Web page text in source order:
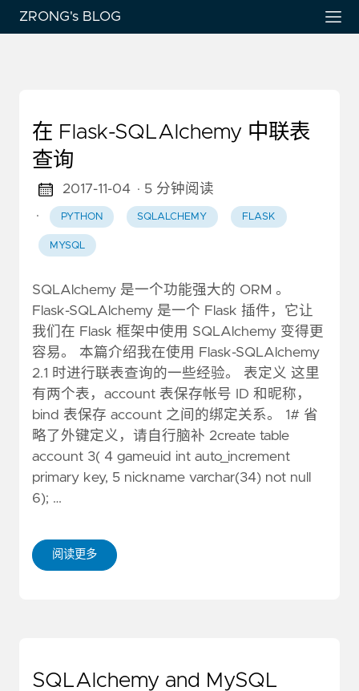
ZRONG's BLOG
在 Flask-SQLAlchemy 中联表
查询
2017-11-04 · 5 分钟阅读
·
PYTHON SQLALCHEMY FLASK
MYSQL
SQLAlchemy 是一个功能强大的 ORM 。
Flask-SQLAlchemy 是一个 Flask 插件，它让
我们在 Flask 框架中使用 SQLAlchemy 变得更
容易。 本篇介绍我在使用 Flask-SQLAlchemy
2.1 时进行联表查询的一些经验。 表定义 这里
有两个表，account 表保存帐号 ID 和昵称，
bind 表保存 account 之间的绑定关系。 1# 省
略了外键定义，请自行脑补 2create table
account 3( 4 gameuid int auto_increment
primary key, 5 nickname varchar(34) not null
6); …
阅读更多
SQLAlchemy and MySQL